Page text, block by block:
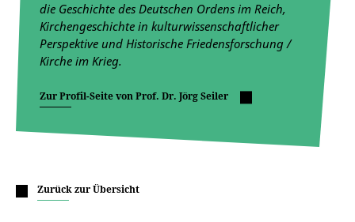
die Geschichte des Deutschen Ordens im Reich,
Kirchengeschichte in kulturwissenschaftlicher
Perspektive und Historische Friedensforschung /
Kirche im Krieg.
Zur Profil-Seite von Prof. Dr. Jörg Seiler
Zurück zur Übersicht